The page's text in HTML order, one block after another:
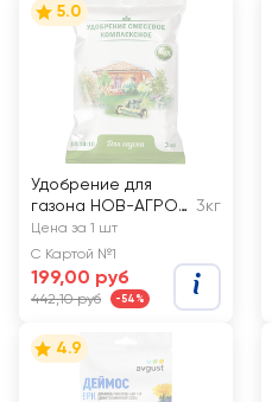
5.0
Удобрение для
газона НОВ-АГРО
минеральное, Арт.
НА10
3кг
Цена за 1 шт
С Картой №1
199,00 руб
442,10 руб -54%
4.9